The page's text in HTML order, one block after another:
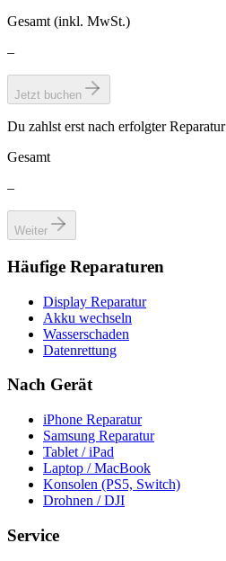
Gesamt (inkl. MwSt.)
–
Jetzt buchen
Du zahlst erst nach erfolgter Reparatur
Gesamt
–
Weiter
Häufige Reparaturen
Display Reparatur
Akku wechseln
Wasserschaden
Datenrettung
Nach Gerät
iPhone Reparatur
Samsung Reparatur
Tablet / iPad
Laptop / MacBook
Konsolen (PS5, Switch)
Drohnen / DJI
Service